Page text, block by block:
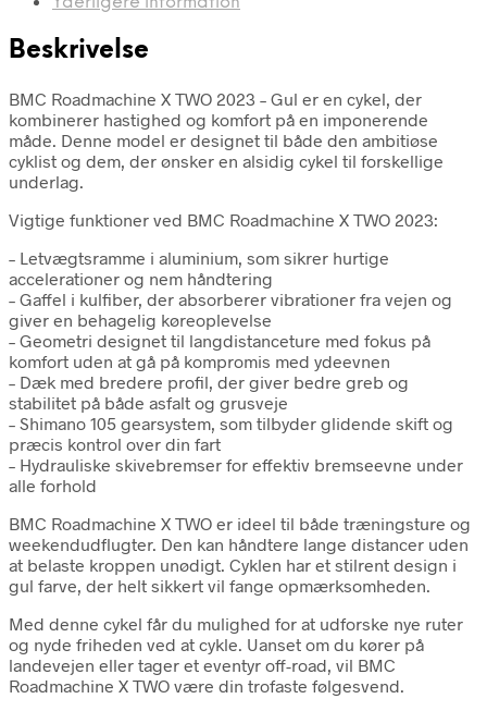
Beskrivelse
BMC Roadmachine X TWO 2023 – Gul er en cykel, der
kombinerer hastighed og komfort på en imponerende
måde. Denne model er designet til både den ambitiøse
cyklist og dem, der ønsker en alsidig cykel til forskellige
underlag.
Vigtige funktioner ved BMC Roadmachine X TWO 2023:
– Letvægtsramme i aluminium, som sikrer hurtige
accelerationer og nem håndtering
– Gaffel i kulfiber, der absorberer vibrationer fra vejen og
giver en behagelig køreoplevelse
– Geometri designet til langdistanceture med fokus på
komfort uden at gå på kompromis med ydeevnen
– Dæk med bredere profil, der giver bedre greb og
stabilitet på både asfalt og grusveje
– Shimano 105 gearsystem, som tilbyder glidende skift og
præcis kontrol over din fart
– Hydrauliske skivebremser for effektiv bremseevne under
alle forhold
BMC Roadmachine X TWO er ideel til både træningsture og
weekendudflugter. Den kan håndtere lange distancer uden
at belaste kroppen unødigt. Cyklen har et stilrent design i
gul farve, der helt sikkert vil fange opmærksomheden.
Med denne cykel får du mulighed for at udforske nye ruter
og nyde friheden ved at cykle. Uanset om du kører på
landevejen eller tager et eventyr off-road, vil BMC
Roadmachine X TWO være din trofaste følgesvend.